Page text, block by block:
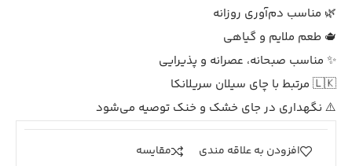
🌿 مناسب دم‌آوری روزانه
🫖 طعم ملایم و گیاهی
✨ مناسب صبحانه، عصرانه و پذیرایی
🇱🇰 مرتبط با چای سیلان سریلانکا
⚠️ نگهداری در جای خشک و خنک توصیه می‌شود
افزودن به علاقه مندی مقايسه